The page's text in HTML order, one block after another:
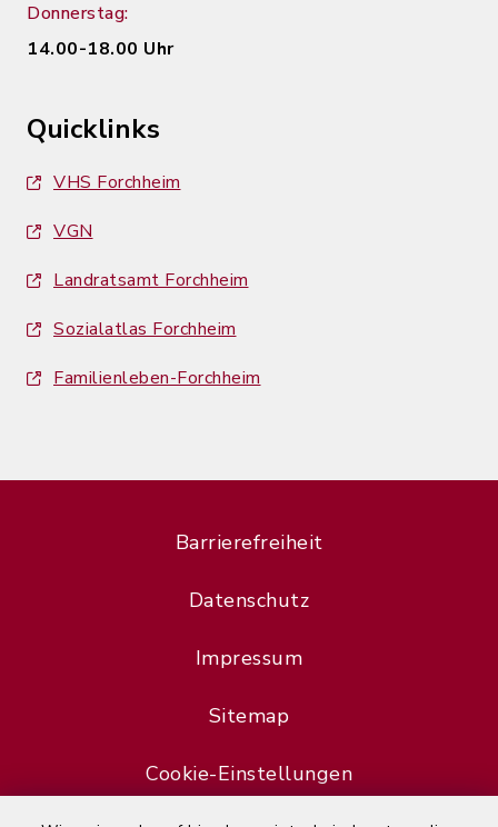
Donnerstag:
14.00-18.00 Uhr
Quicklinks
VHS Forchheim
VGN
Landratsamt Forchheim
Sozialatlas Forchheim
Familienleben-Forchheim
Barrierefreiheit
Datenschutz
Impressum
Sitemap
Cookie-Einstellungen